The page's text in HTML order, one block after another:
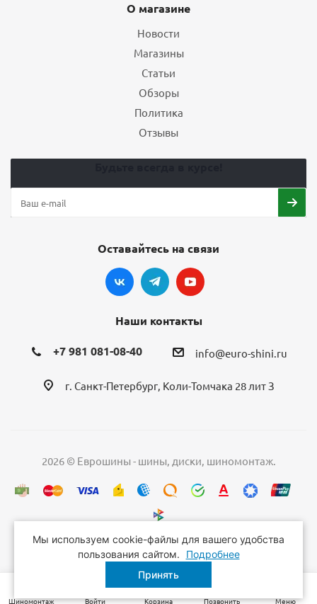
О магазине
Новости
Магазины
Статьи
Обзоры
Политика
Отзывы
Оставайтесь на связи
Наши контакты
+7 981 081-08-40 info@euro-shini.ru
г. Санкт-Петербург, Коли-Томчака 28 лит З
2026 © Еврошины - шины, диски, шиномонтаж.
Мы используем cookie-файлы для вашего удобства
пользования сайтом.
Подробнее
Принять
Шиномонтаж Войти Корзина Позвонить Меню